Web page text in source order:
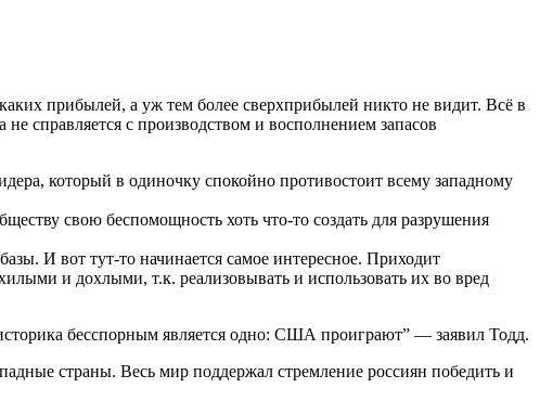
прибылей, а уж тем более сверхприбылей никто не видит. Всё в
справляется с производством и восполнением запасов
который в одиночку спокойно противостоит всему западному
свою беспомощность хоть что-то создать для разрушения
И вот тут-то начинается самое интересное. Приходит
и дохлыми, т.к. реализовывать и использовать их во вред
бесспорным является одно: США проиграют” — заявил Тодд.
страны. Весь мир поддержал стремление россиян победить и